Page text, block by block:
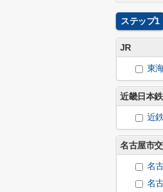
ステップ1
JR
東
近畿日本
近
名古屋市
名
名